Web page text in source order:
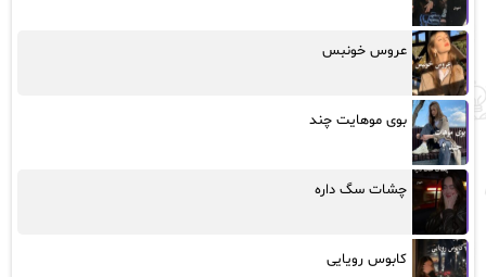
عروس خونبس
بوی موهایت چند
چشات سگ داره
کابوس رویایی